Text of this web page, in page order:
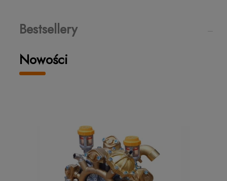
Nowości
Bestsellery